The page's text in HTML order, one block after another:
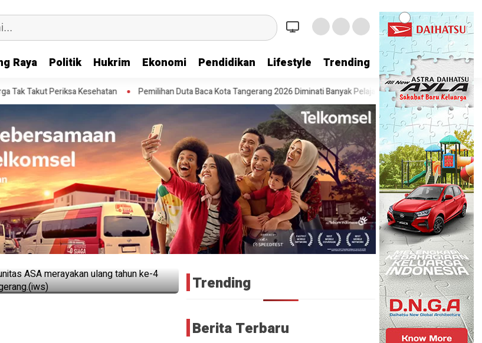
Raya Politik Hukrim Ekonomi Pendidikan Lifestyle Trending
Periksa Kesehatan Pemilihan Duta Baca Kota Tangerang 2026 Diminati Banyak Pelajar Pesta Diskon Kemerdekaan
PDIP Langsung Mendapat
Trending
Berita Terbaru